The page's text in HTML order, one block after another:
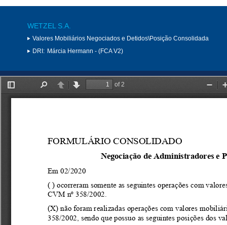
WETZEL S.A.
Valores Mobiliários Negociados e Detidos\Posição Consolidada
DRI: Márcia Hermann - (FCA V2)